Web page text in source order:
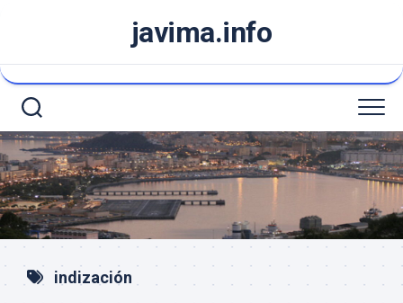
javima.info
indización